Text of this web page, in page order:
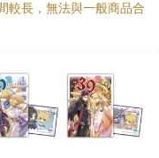
較長，無法與一般商品合